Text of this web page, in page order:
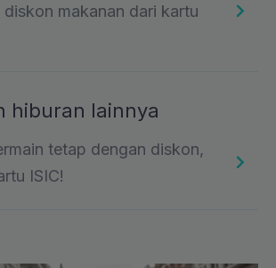
makanan dari kartu
hiburan lainnya
tetap dengan diskon,
ISIC!